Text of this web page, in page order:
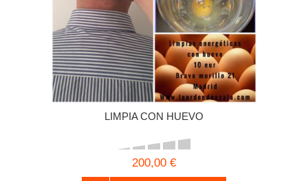
LIMPIA CON HUEVO
200,00 €